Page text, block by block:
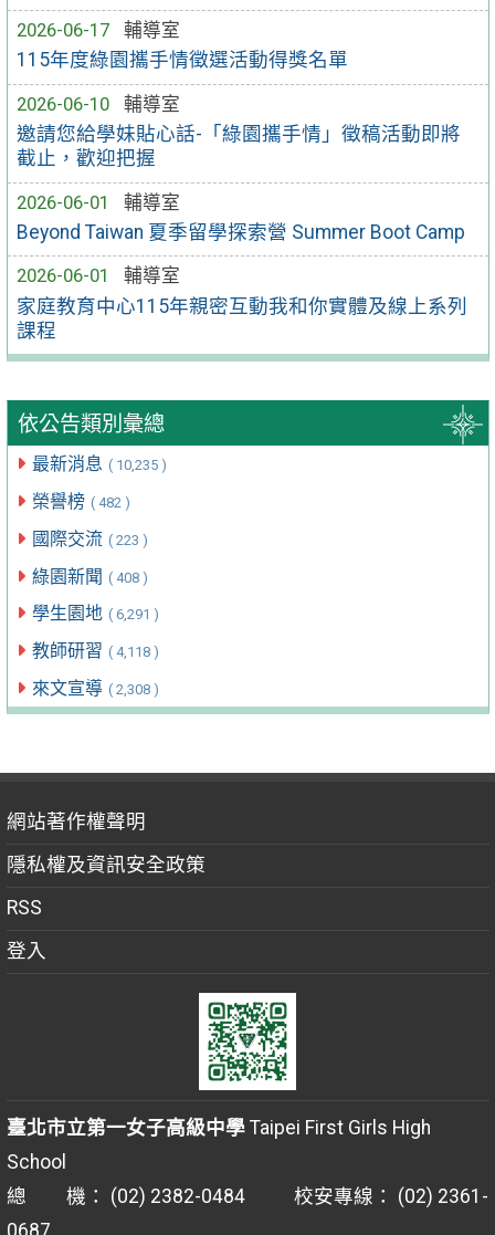
2026-06-17
輔導室
115年度綠園攜手情徵選活動得獎名單
2026-06-10
輔導室
邀請您給學妹貼心話-「綠園攜手情」徵稿活動即將
截止，歡迎把握
2026-06-01
輔導室
Beyond Taiwan 夏季留學探索營 Summer Boot Camp
2026-06-01
輔導室
家庭教育中心115年親密互動我和你實體及線上系列
課程
依公告類別彙總
最新消息 ( 10,235 )
榮譽榜 ( 482 )
國際交流 ( 223 )
綠園新聞 ( 408 )
學生園地 ( 6,291 )
教師研習 ( 4,118 )
來文宣導 ( 2,308 )
網站著作權聲明
隱私權及資訊安全政策
RSS
登入
臺北市立第一女子高級中學Taipei First Girls High
School
總 機： (02) 2382-0484 校安專線： (02) 2361-
0687